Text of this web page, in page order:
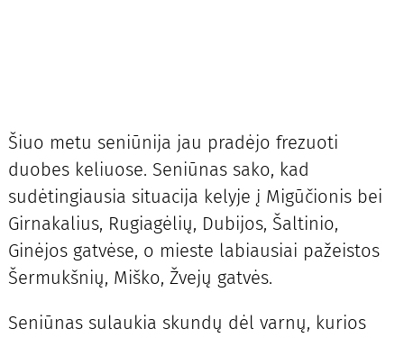
Šiuo metu seniūnija jau pradėjo frezuoti
duobes keliuose. Seniūnas sako, kad
sudėtingiausia situacija kelyje į Migūčionis bei
Girnakalius, Rugiagėlių, Dubijos, Šaltinio,
Ginėjos gatvėse, o mieste labiausiai pažeistos
Šermukšnių, Miško, Žvejų gatvės.
Seniūnas sulaukia skundų dėl varnų, kurios